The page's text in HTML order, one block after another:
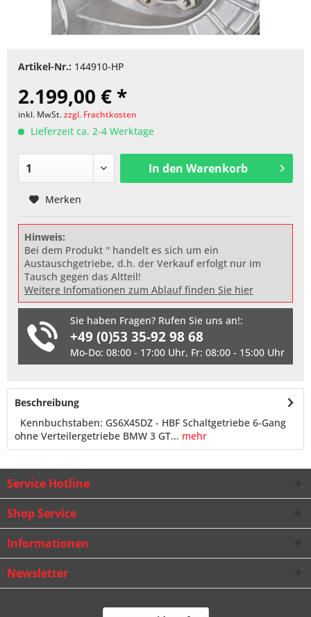
Artikel-Nr.: 144910-HP
2.199,00 € *
inkl. MwSt.zzgl. Frachtkosten
Lieferzeit ca. 2-4 Werktage
In den Warenkorb
Merken
Hinweis:
Bei dem Produkt '' handelt es sich um ein
Austauschgetriebe, d.h. der Verkauf erfolgt nur im
Tausch gegen das Altteil!
Weitere Infomationen zum Ablauf finden Sie hier
Sie haben Fragen? Rufen Sie uns an!:
+49 (0)53 35-92 98 68
Mo-Do: 08:00 - 17:00 Uhr, Fr: 08:00 - 15:00 Uhr
Beschreibung
Kennbuchstaben: GS6X45DZ - HBF Schaltgetriebe 6-Gang
ohne Verteilergetriebe BMW 3 GT... mehr
Service Hotline
Shop Service
Informationen
Newsletter